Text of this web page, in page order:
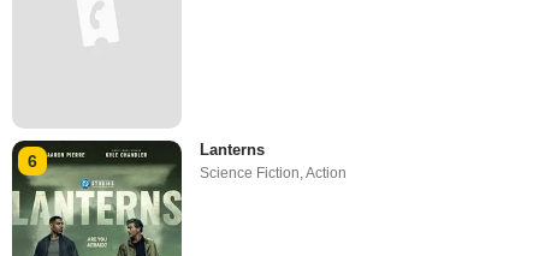
6
Lanterns
Science Fiction ,Action